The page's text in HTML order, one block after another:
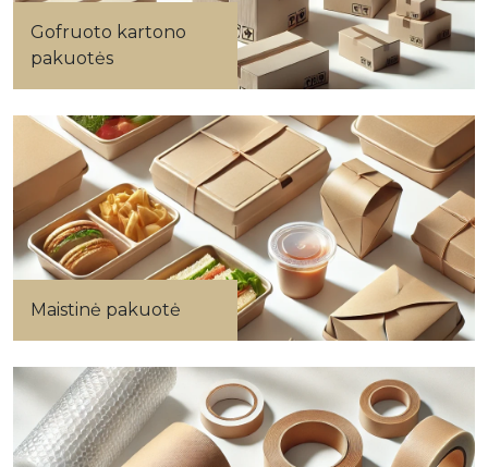
Gofruoto kartono
pakuotės
Maistinė pakuotė